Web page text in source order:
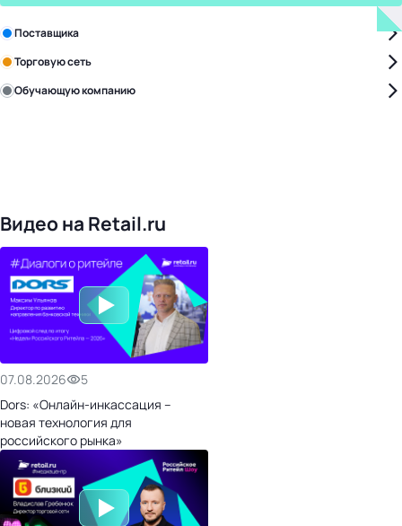
Зарегистрируйте в бизнес-центре:
Поставщика
Торговую сеть
Обучающую компанию
Видео на Retail.ru
07.08.2026
5
Dors: «Онлайн-инкассация –
новая технология для
российского рынка»